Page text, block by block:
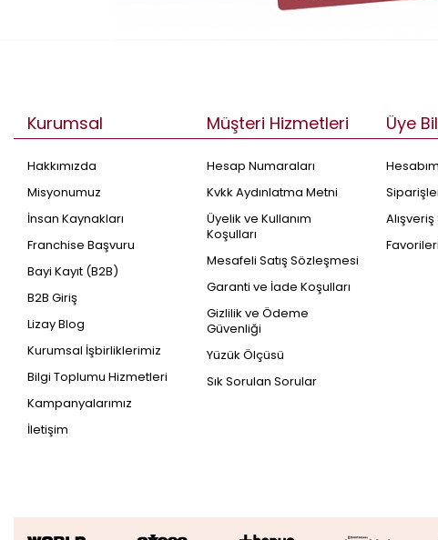
Kurumsal
Hakkımızda
Misyonumuz
İnsan Kaynakları
Franchise Başvuru
Bayi Kayıt (B2B)
B2B Giriş
Lizay Blog
Kurumsal İşbirliklerimiz
Bilgi Toplumu Hizmetleri
Kampanyalarımız
İletişim
Müşteri Hizmetleri
Hesap Numaraları
Kvkk Aydınlatma Metni
Üyelik ve Kullanım
Koşulları
Mesafeli Satış Sözleşmesi
Garanti ve İade Koşulları
Gizlilik ve Ödeme
Güvenliği
Yüzük Ölçüsü
Sık Sorulan Sorular
Üye
Hesabım